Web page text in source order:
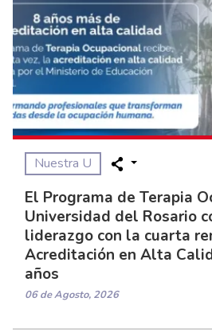
Nuestra U
El Programa de Terapia
Universidad del Rosario
liderazgo con la cuarta
Acreditación en Alta
años
06 de Agosto, 2026